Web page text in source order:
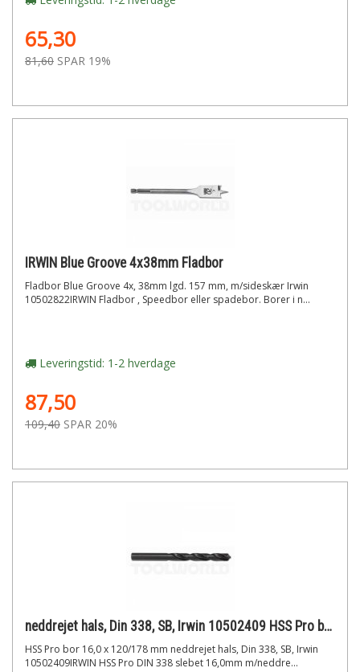
65,30
81,60 SPAR 19%
IRWIN Blue Groove 4x38mm Fladbor
Fladbor Blue Groove 4x, 38mm lgd. 157 mm, m/sideskær Irwin
10502822IRWIN Fladbor , Speedbor eller spadebor. Borer i n...
Leveringstid: 1-2 hverdage
87,50
109,40 SPAR 20%
neddrejet hals, Din 338, SB, Irwin 10502409 HSS Pro bor 16,0 x 120/178 mm
HSS Pro bor 16,0 x 120/178 mm neddrejet hals, Din 338, SB, Irwin
10502409IRWIN HSS Pro DIN 338 slebet 16,0mm m/neddre...